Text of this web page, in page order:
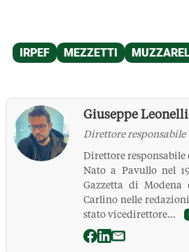
Giuseppe Leonelli
Direttore responsabile
Direttore responsabile
Nato a Pavullo nel
Gazzetta di Modena
Carlino nelle
stato vicedirettore...